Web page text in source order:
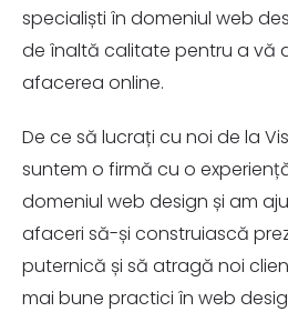
specialiști în domeniul web
de înaltă calitate pentru a vă
afacerea online.
De ce să lucrați cu noi de la
suntem o firmă cu o
domeniul web design și am
afaceri să-și construiască
puternică și să atragă noi
mai bune practici în web